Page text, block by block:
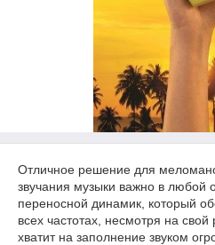
Отличное решение для
звучания музыки важно в любой
переносной динамик, который
всех частотах, несмотря на
хватит на заполнение звуком